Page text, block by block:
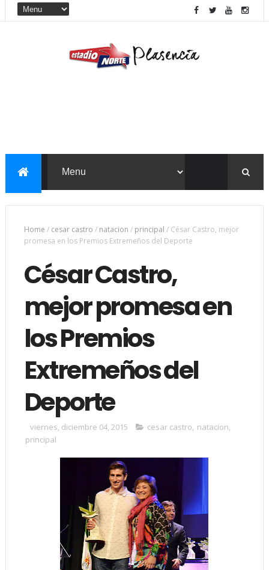
Home / cesar castro / natacion / principal / César Castro, mejor
promesa en los Premios Extremeños del Deporte
César Castro,
mejor promesa en
los Premios
Extremeños del
Deporte
viernes, diciembre 04, 2015 cesar castro, natacion,
principal